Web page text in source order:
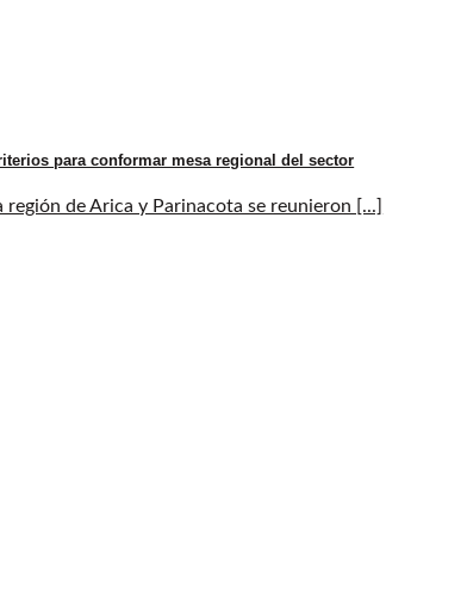
para conformar mesa regional del sector
región de Arica y Parinacota se reunieron [...]